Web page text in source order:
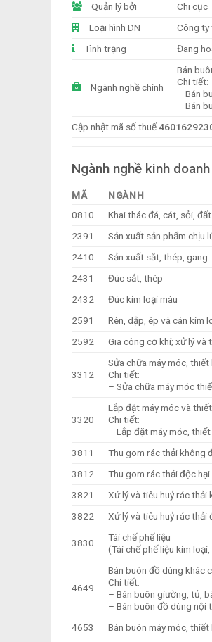
Quản lý bởi
Chi cục
Loại hình DN
Công ty
Tình trạng
Đang
Ngành nghề chính
Bán
Chi tiết:
– Bán
– Bán
Cập nhật mã số thuế
Ngành nghề kinh doanh
MÃ
NGÀNH
0810
Khai thác đá, cát, sỏi,
2391
Sản xuất sản phẩm chịu
2410
Sản xuất sắt, thép, gang
2431
Đúc sắt, thép
2432
Đúc kim loại màu
2591
Rèn, dập, ép và cán kim
2592
Gia công cơ khí; xử lý và
3312
Sửa chữa máy móc, thiết
Chi tiết:
– Sửa chữa máy móc
3320
Lắp đặt máy móc và
Chi tiết:
– Lắp đặt máy móc,
3811
Thu gom rác thải không
3812
Thu gom rác thải độc hại
3821
Xử lý và tiêu huỷ rác thải
3822
Xử lý và tiêu huỷ rác thải
3830
Tái chế phế liệu
(Tái chế phế liệu kim
4649
Bán buôn đồ dùng khác
Chi tiết:
– Bán buôn giường, tủ,
– Bán buôn đồ dùng nội
4653
Bán buôn máy móc,